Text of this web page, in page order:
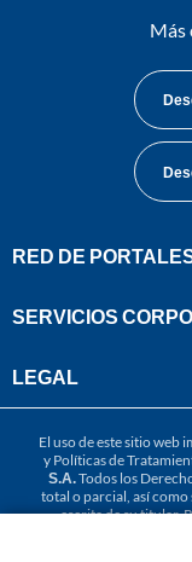
Más
RED DE
SERVICIOS
LEGAL
El uso de este sitio web
y Políticas de
S.A.Todos los
total o parcial, así
escrita de su titular.